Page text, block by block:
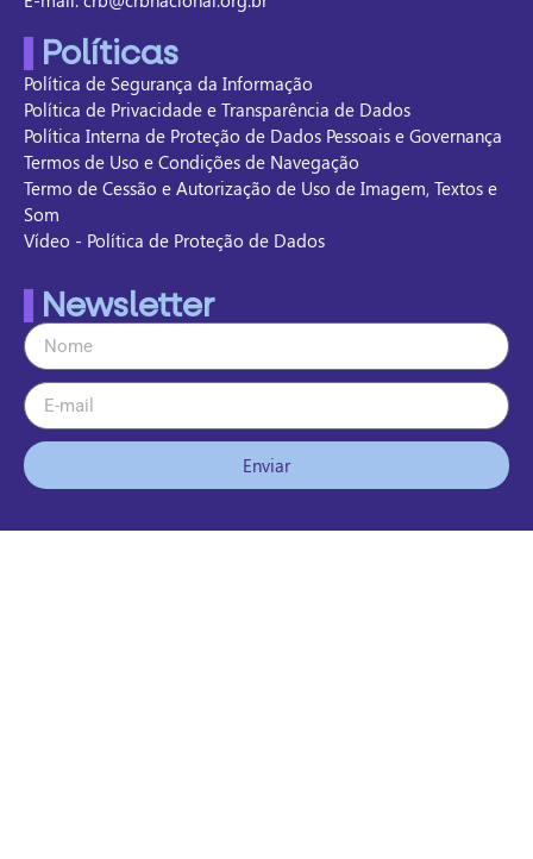
Políticas
Política de Segurança da Informação
Política de Privacidade e Transparência de Dados
Política Interna de Proteção de Dados Pessoais e Governança
Termos de Uso e Condições de Navegação
Termo de Cessão e Autorização de Uso de Imagem, Textos e
Som
Vídeo - Política de Proteção de Dados
Newsletter
Enviar